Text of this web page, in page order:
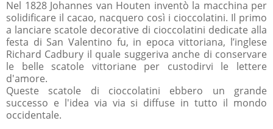
Nel 1828 Johannes van Houten inventò la macchina per
solidificare il cacao, nacquero così i cioccolatini. Il primo
a lanciare scatole decorative di cioccolatini dedicate alla
festa di San Valentino fu, in epoca vittoriana, l’inglese
Richard Cadbury il quale suggeriva anche di conservare
le belle scatole vittoriane per custodirvi le lettere
d'amore.
Queste scatole di cioccolatini ebbero un grande
successo e l'idea via via si diffuse in tutto il mondo
occidentale.